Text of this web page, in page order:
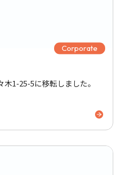
Corporate
1-25-5に移転しました。